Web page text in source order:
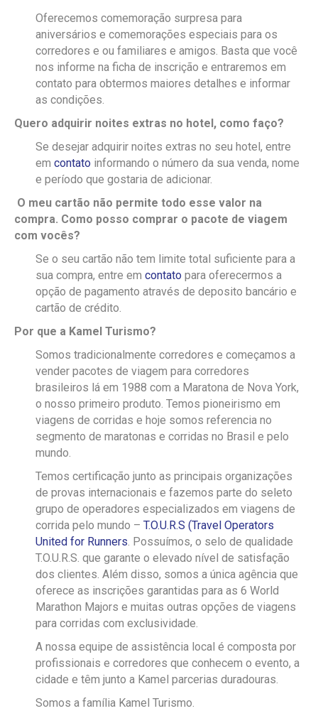
Oferecemos comemoração surpresa para
aniversários e comemorações especiais para os
corredores e ou familiares e amigos. Basta que você
nos informe na ficha de inscrição e entraremos em
contato para obtermos maiores detalhes e informar
as condições.
Quero adquirir noites extras no hotel, como faço?
Se desejar adquirir noites extras no seu hotel, entre
em contato informando o número da sua venda, nome
e período que gostaria de adicionar.
O meu cartão não permite todo esse valor na
compra. Como posso comprar o pacote de viagem
com vocês?
Se o seu cartão não tem limite total suficiente para a
sua compra, entre em contato para oferecermos a
opção de pagamento através de deposito bancário e
cartão de crédito.
Por que a Kamel Turismo?
Somos tradicionalmente corredores e começamos a
vender pacotes de viagem para corredores
brasileiros lá em 1988 com a Maratona de Nova York,
o nosso primeiro produto. Temos pioneirismo em
viagens de corridas e hoje somos referencia no
segmento de maratonas e corridas no Brasil e pelo
mundo.
Temos certificação junto as principais organizações
de provas internacionais e fazemos parte do seleto
grupo de operadores especializados em viagens de
corrida pelo mundo – T.O.U.R.S (Travel Operators
United for Runners. Possuímos, o selo de qualidade
T.O.U.R.S. que garante o elevado nível de satisfação
dos clientes. Além disso, somos a única agência que
oferece as inscrições garantidas para as 6 World
Marathon Majors e muitas outras opções de viagens
para corridas com exclusividade.
A nossa equipe de assistência local é composta por
profissionais e corredores que conhecem o evento, a
cidade e têm junto a Kamel parcerias duradouras.
Somos a família Kamel Turismo.